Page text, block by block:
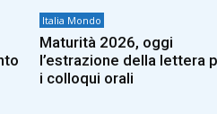
Italia Mondo
Maturità 2026, oggi
l’estrazione della lettera
i colloqui orali